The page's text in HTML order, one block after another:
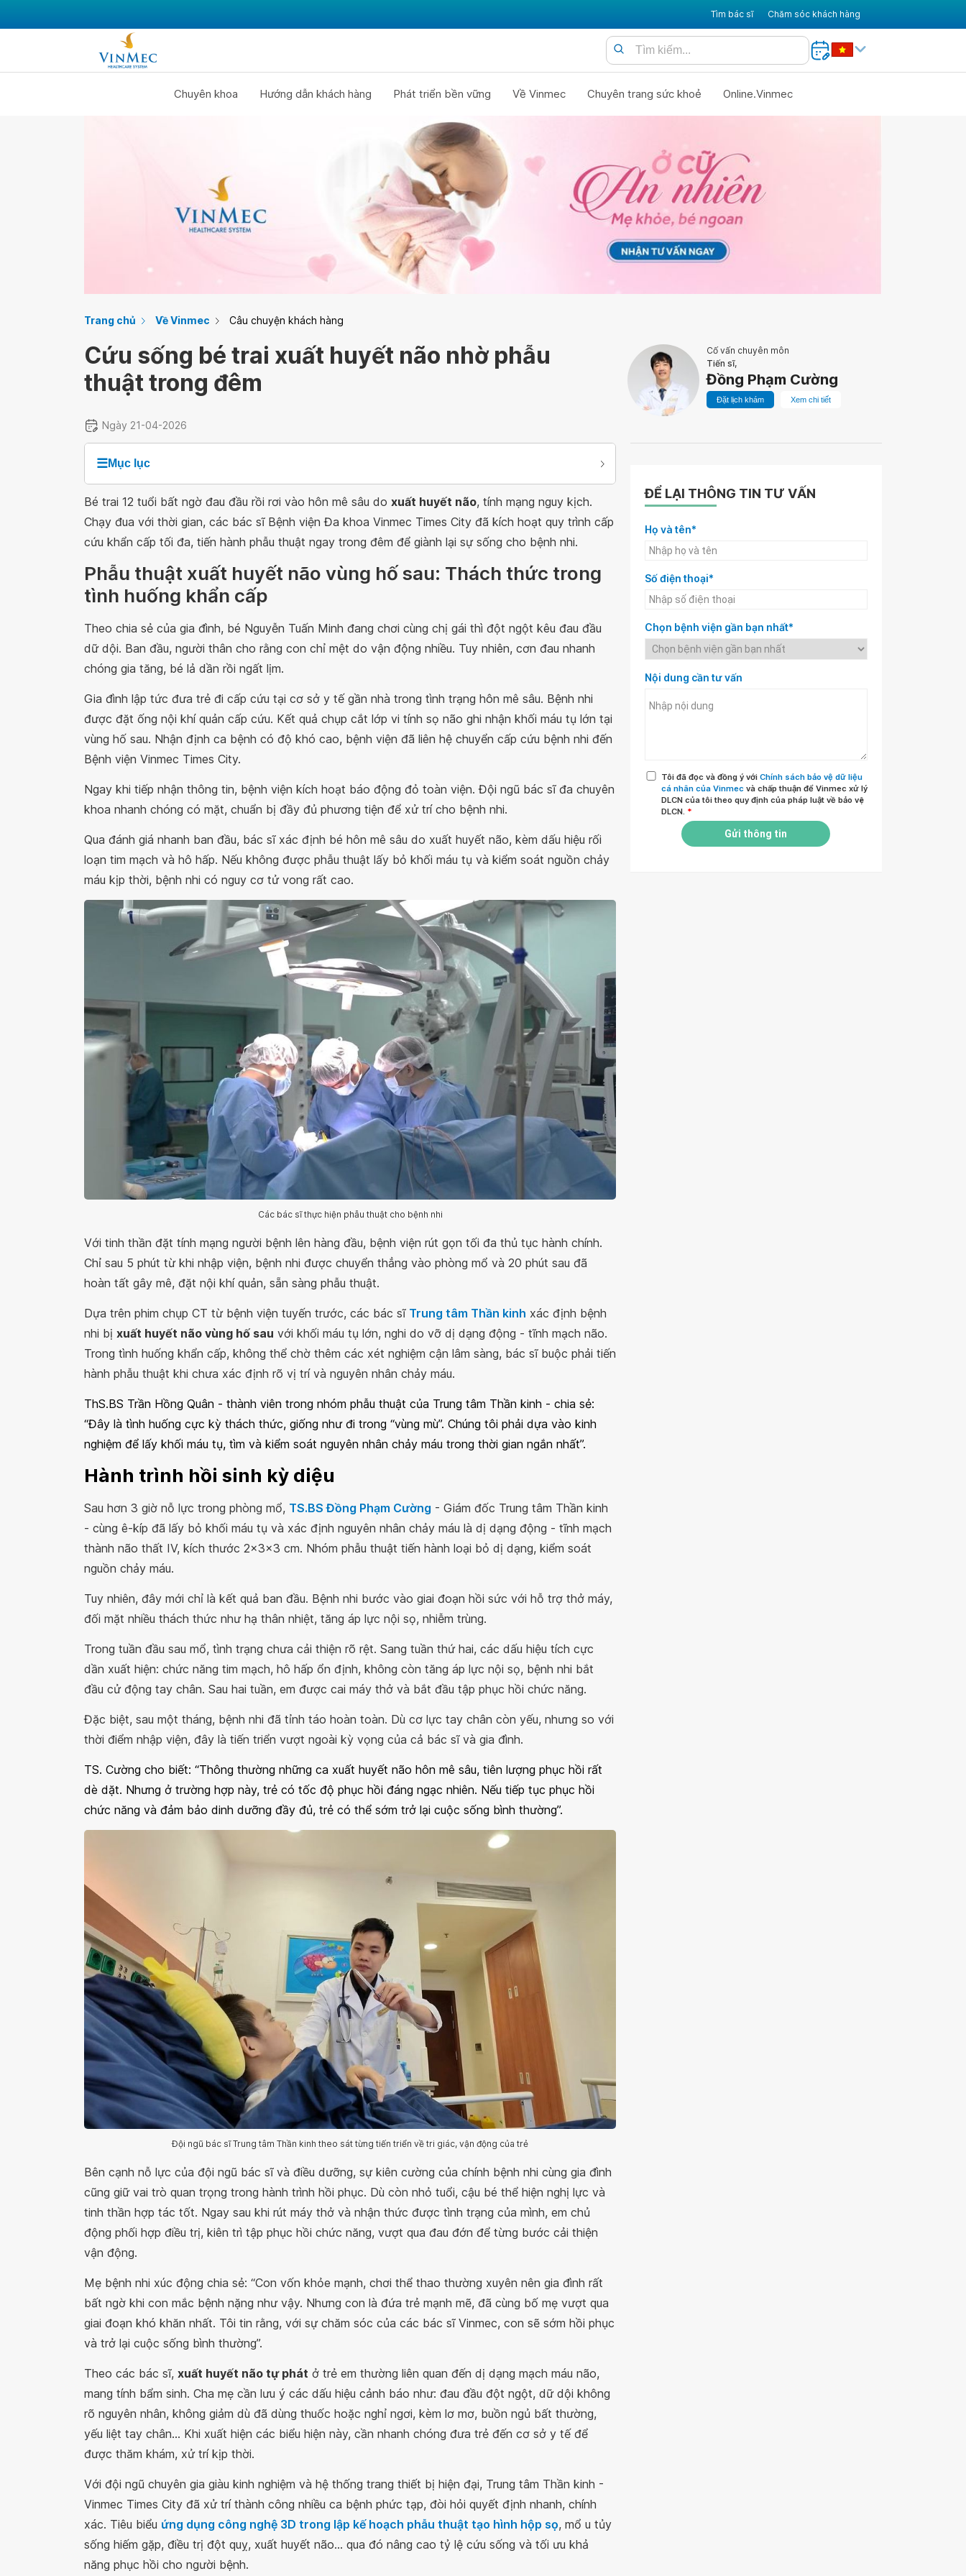
Tìm bác sĩ Chăm sóc khách hàng
Chuyên khoa Hướng dẫn khách hàng Phát triển bền vững Về Vinmec Chuyên trang sức khoẻ Online.Vinmec
Trang chủ Về Vinmec Câu chuyện khách hàng
Cứu sống bé trai xuất huyết não nhờ phẫu
thuật trong đêm
Cố vấn chuyên môn
Tiến sĩ,
Đồng Phạm Cường
Đặt lịch khám Xem chi tiết
Ngày 21-04-2026
☰Mục lục
Bé trai 12 tuổi bất ngờ đau đầu rồi rơi vào hôn mê sâu do xuất huyết não, tính mạng nguy kịch.
Chạy đua với thời gian, các bác sĩ Bệnh viện Đa khoa Vinmec Times City đã kích hoạt quy trình cấp
cứu khẩn cấp tối đa, tiến hành phẫu thuật ngay trong đêm để giành lại sự sống cho bệnh nhi.
Phẫu thuật xuất huyết não vùng hố sau: Thách thức trong
tình huống khẩn cấp
Theo chia sẻ của gia đình, bé Nguyễn Tuấn Minh đang chơi cùng chị gái thì đột ngột kêu đau đầu
dữ dội. Ban đầu, người thân cho rằng con chỉ mệt do vận động nhiều. Tuy nhiên, cơn đau nhanh
chóng gia tăng, bé lả dần rồi ngất lịm.
Gia đình lập tức đưa trẻ đi cấp cứu tại cơ sở y tế gần nhà trong tình trạng hôn mê sâu. Bệnh nhi
được đặt ống nội khí quản cấp cứu. Kết quả chụp cắt lớp vi tính sọ não ghi nhận khối máu tụ lớn tại
vùng hố sau. Nhận định ca bệnh có độ khó cao, bệnh viện đã liên hệ chuyển cấp cứu bệnh nhi đến
Bệnh viện Vinmec Times City.
Ngay khi tiếp nhận thông tin, bệnh viện kích hoạt báo động đỏ toàn viện. Đội ngũ bác sĩ đa chuyên
khoa nhanh chóng có mặt, chuẩn bị đầy đủ phương tiện để xử trí cho bệnh nhi.
Qua đánh giá nhanh ban đầu, bác sĩ xác định bé hôn mê sâu do xuất huyết não, kèm dấu hiệu rối
loạn tim mạch và hô hấp. Nếu không được phẫu thuật lấy bỏ khối máu tụ và kiểm soát nguồn chảy
máu kịp thời, bệnh nhi có nguy cơ tử vong rất cao.
Các bác sĩ thực hiện phẫu thuật cho bệnh nhi
Với tinh thần đặt tính mạng người bệnh lên hàng đầu, bệnh viện rút gọn tối đa thủ tục hành chính.
Chỉ sau 5 phút từ khi nhập viện, bệnh nhi được chuyển thẳng vào phòng mổ và 20 phút sau đã
hoàn tất gây mê, đặt nội khí quản, sẵn sàng phẫu thuật.
Dựa trên phim chụp CT từ bệnh viện tuyến trước, các bác sĩ Trung tâm Thần kinh xác định bệnh
nhi bị xuất huyết não vùng hố sau với khối máu tụ lớn, nghi do vỡ dị dạng động - tĩnh mạch não.
Trong tình huống khẩn cấp, không thể chờ thêm các xét nghiệm cận lâm sàng, bác sĩ buộc phải tiến
hành phẫu thuật khi chưa xác định rõ vị trí và nguyên nhân chảy máu.
ThS.BS Trần Hồng Quân - thành viên trong nhóm phẫu thuật của Trung tâm Thần kinh - chia sẻ:
“Đây là tình huống cực kỳ thách thức, giống như đi trong “vùng mù”. Chúng tôi phải dựa vào kinh
nghiệm để lấy khối máu tụ, tìm và kiểm soát nguyên nhân chảy máu trong thời gian ngắn nhất”.
Hành trình hồi sinh kỳ diệu
Sau hơn 3 giờ nỗ lực trong phòng mổ, TS.BS Đồng Phạm Cường - Giám đốc Trung tâm Thần kinh
- cùng ê-kíp đã lấy bỏ khối máu tụ và xác định nguyên nhân chảy máu là dị dạng động - tĩnh mạch
thành não thất IV, kích thước 2x3x3 cm. Nhóm phẫu thuật tiến hành loại bỏ dị dạng, kiểm soát
nguồn chảy máu.
Tuy nhiên, đây mới chỉ là kết quả ban đầu. Bệnh nhi bước vào giai đoạn hồi sức với hỗ trợ thở máy,
đối mặt nhiều thách thức như hạ thân nhiệt, tăng áp lực nội sọ, nhiễm trùng.
Trong tuần đầu sau mổ, tình trạng chưa cải thiện rõ rệt. Sang tuần thứ hai, các dấu hiệu tích cực
dần xuất hiện: chức năng tim mạch, hô hấp ổn định, không còn tăng áp lực nội sọ, bệnh nhi bắt
đầu cử động tay chân. Sau hai tuần, em được cai máy thở và bắt đầu tập phục hồi chức năng.
Đặc biệt, sau một tháng, bệnh nhi đã tỉnh táo hoàn toàn. Dù cơ lực tay chân còn yếu, nhưng so với
thời điểm nhập viện, đây là tiến triển vượt ngoài kỳ vọng của cả bác sĩ và gia đình.
TS. Cường cho biết: “Thông thường những ca xuất huyết não hôn mê sâu, tiên lượng phục hồi rất
dè dặt. Nhưng ở trường hợp này, trẻ có tốc độ phục hồi đáng ngạc nhiên. Nếu tiếp tục phục hồi
chức năng và đảm bảo dinh dưỡng đầy đủ, trẻ có thể sớm trở lại cuộc sống bình thường”.
Đội ngũ bác sĩ Trung tâm Thần kinh theo sát từng tiến triển về tri giác, vận động của trẻ
Bên cạnh nỗ lực của đội ngũ bác sĩ và điều dưỡng, sự kiên cường của chính bệnh nhi cùng gia đình
cũng giữ vai trò quan trọng trong hành trình hồi phục. Dù còn nhỏ tuổi, cậu bé thể hiện nghị lực và
tinh thần hợp tác tốt. Ngay sau khi rút máy thở và nhận thức được tình trạng của mình, em chủ
động phối hợp điều trị, kiên trì tập phục hồi chức năng, vượt qua đau đớn để từng bước cải thiện
vận động.
Mẹ bệnh nhi xúc động chia sẻ: “Con vốn khỏe mạnh, chơi thể thao thường xuyên nên gia đình rất
bất ngờ khi con mắc bệnh nặng như vậy. Nhưng con là đứa trẻ mạnh mẽ, đã cùng bố mẹ vượt qua
giai đoạn khó khăn nhất. Tôi tin rằng, với sự chăm sóc của các bác sĩ Vinmec, con sẽ sớm hồi phục
và trở lại cuộc sống bình thường”.
Theo các bác sĩ, xuất huyết não tự phát ở trẻ em thường liên quan đến dị dạng mạch máu não,
mang tính bẩm sinh. Cha mẹ cần lưu ý các dấu hiệu cảnh báo như: đau đầu đột ngột, dữ dội không
rõ nguyên nhân, không giảm dù đã dùng thuốc hoặc nghỉ ngơi, kèm lơ mơ, buồn ngủ bất thường,
yếu liệt tay chân… Khi xuất hiện các biểu hiện này, cần nhanh chóng đưa trẻ đến cơ sở y tế để
được thăm khám, xử trí kịp thời.
Với đội ngũ chuyên gia giàu kinh nghiệm và hệ thống trang thiết bị hiện đại, Trung tâm Thần kinh -
Vinmec Times City đã xử trí thành công nhiều ca bệnh phức tạp, đòi hỏi quyết định nhanh, chính
xác. Tiêu biểu ứng dụng công nghệ 3D trong lập kế hoạch phẫu thuật tạo hình hộp sọ, mổ u tủy
sống hiếm gặp, điều trị đột quỵ, xuất huyết não… qua đó nâng cao tỷ lệ cứu sống và tối ưu khả
năng phục hồi cho người bệnh.
ĐỂ LẠI THÔNG TIN TƯ VẤN
Họ và tên*
Số điện thoại*
Chọn bệnh viện gần bạn nhất*
Nội dung cần tư vấn
Tôi đã đọc và đồng ý với Chính sách bảo vệ dữ liệu
cá nhân của Vinmec và chấp thuận để Vinmec xử lý
DLCN của tôi theo quy định của pháp luật về bảo vệ
DLCN. *
Gửi thông tin